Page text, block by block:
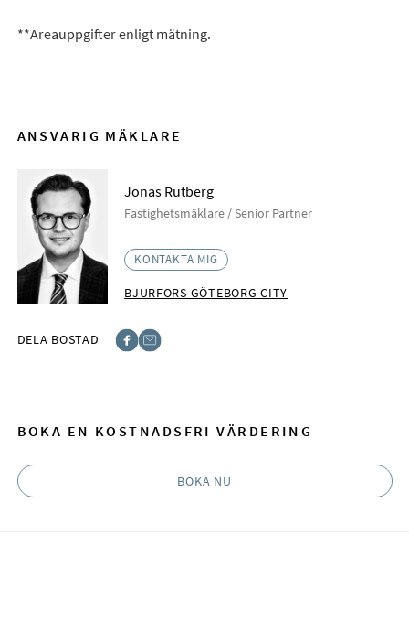
**Areauppgifter enligt mätning.
ANSVARIG MÄKLARE
Jonas Rutberg
Fastighetsmäklare / Senior Partner
KONTAKTA MIG
BJURFORS GÖTEBORG CITY
DELA BOSTAD
BOKA EN KOSTNADSFRI VÄRDERING
BOKA NU